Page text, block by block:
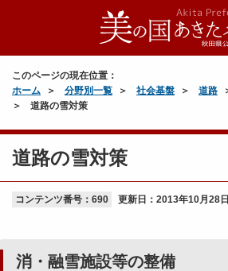
このページの現在位置：
ホーム
分野別一覧 社会基盤 道路
道路の雪対策
道路の雪対策
コンテンツ番号：690 更新日： 2013年10月28日
消・融雪施設等の整備